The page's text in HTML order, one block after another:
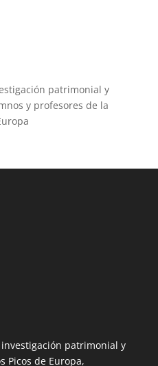
patrimonial y
y profesores de la
patrimonial y
Picos de Europa,